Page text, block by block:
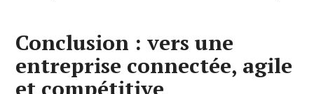
Conclusion : vers une
entreprise connectée, agile
et compétitive